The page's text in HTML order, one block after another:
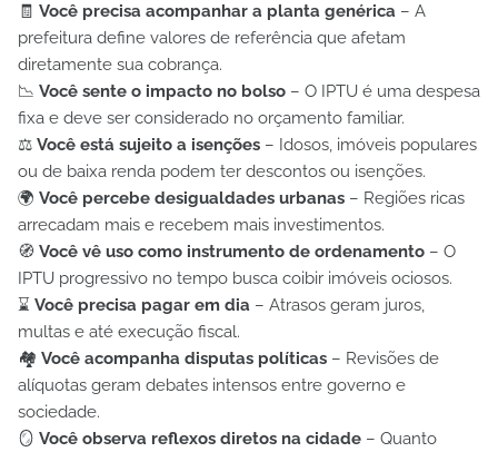
🧾 Você precisa acompanhar a planta genérica – A
prefeitura define valores de referência que afetam
diretamente sua cobrança.
📉 Você sente o impacto no bolso – O IPTU é uma despesa
fixa e deve ser considerado no orçamento familiar.
⚖️ Você está sujeito a isenções – Idosos, imóveis populares
ou de baixa renda podem ter descontos ou isenções.
🌍 Você percebe desigualdades urbanas – Regiões ricas
arrecadam mais e recebem mais investimentos.
🧭 Você vê uso como instrumento de ordenamento – O
IPTU progressivo no tempo busca coibir imóveis ociosos.
⌛ Você precisa pagar em dia – Atrasos geram juros,
multas e até execução fiscal.
🏘️ Você acompanha disputas políticas – Revisões de
alíquotas geram debates intensos entre governo e
sociedade.
🪞 Você observa reflexos diretos na cidade – Quanto